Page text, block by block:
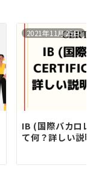
2021年11月25日
IB (国際バカロ
て何？詳しい説